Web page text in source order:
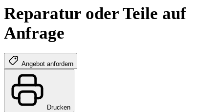
Reparatur oder Teile auf
Anfrage
Angebot anfordern
Drucken